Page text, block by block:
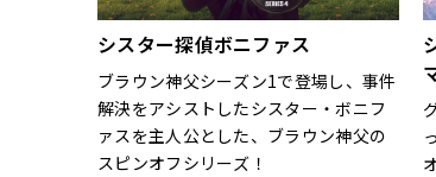
シスター探偵ボニファス
ブラウン神父シーズン1で登場し、事件
解決をアシストしたシスター・ボニフ
ァスを主人公とした、ブラウン神父の
スピンオフシリーズ！